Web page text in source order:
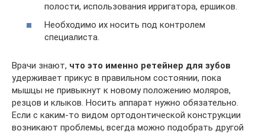
полости, использования ирригатора, ершиков.
Необходимо их носить под контролем
специалиста.
Врачи знают, что это именно ретейнер для зубов
удерживает прикус в правильном состоянии, пока
мышцы не привыкнут к новому положению моляров,
резцов и клыков. Носить аппарат нужно обязательно.
Если с каким-то видом ортодонтической конструкции
возникают проблемы, всегда можно подобрать другой